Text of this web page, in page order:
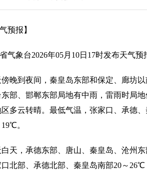
预报】
气象台2026年05月10日17时发布天气预
晚到夜间，秦皇岛东部和保定、廊坊
部、邯郸东部局地有中雨，雷雨时局
多云转晴。最低气温，张家口、承德
。
白天，承德东部、唐山、秦皇岛、沧州
北部、承德北部、秦皇岛南部20～26℃